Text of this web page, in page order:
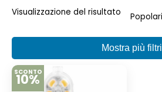
Visualizzazione del risultato
Mostra più filtri
SCONTO
10%